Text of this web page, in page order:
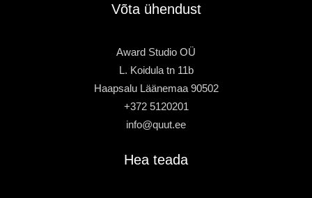
Võta ühendust
Award Studio OÜ
L. Koidula tn 11b
Haapsalu Läänemaa 90502
+372 5120201
info@quut.ee
Hea teada